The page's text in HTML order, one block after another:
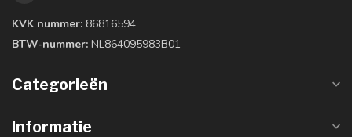
KVK nummer: 86816594
BTW-nummer: NL864095983B01
Categorieën
Informatie